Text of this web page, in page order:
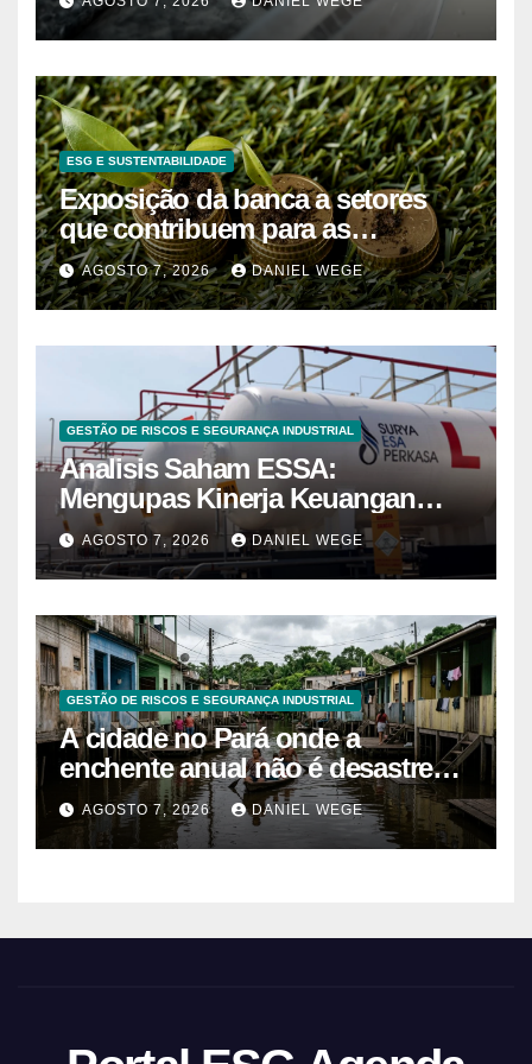
do Norte – Mix Vale
ESG E SUSTENTABILIDADE
Exposição da banca a setores
que contribuem para as
alterações climáticas mantém-se
nos 62%
AGOSTO 7, 2026 DANIEL WEGE
GESTÃO DE RISCOS E SEGURANÇA INDUSTRIAL
Analisis Saham ESSA:
Mengupas Kinerja Keuangan
ESSA Semester I 2026
AGOSTO 7, 2026 DANIEL WEGE
GESTÃO DE RISCOS E SEGURANÇA INDUSTRIAL
A cidade no Pará onde a
enchente anual não é desastre
mas calendário, as casas são
projetadas com o primeiro andar
descartável, o comércio sobe as
constrói nessa lógica há 40 anos
AGOSTO 7, 2026 DANIEL WEGE